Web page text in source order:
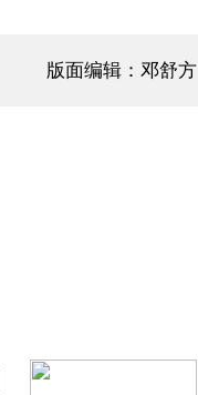
版面编辑：邓舒方